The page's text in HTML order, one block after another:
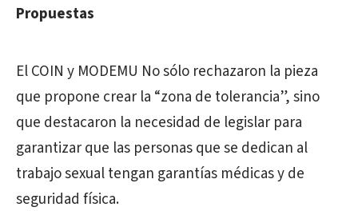
Propuestas
El COIN y MODEMU No sólo rechazaron la pieza
que propone crear la “zona de tolerancia”, sino
que destacaron la necesidad de legislar para
garantizar que las personas que se dedican al
trabajo sexual tengan garantías médicas y de
seguridad física.